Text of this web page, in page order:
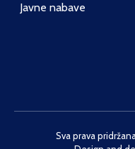
Javne nabave
Sva prava